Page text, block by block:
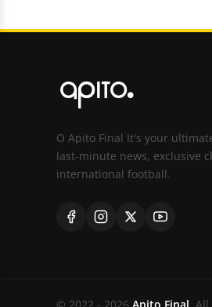
O Apito Final It's your
last-minute news, exclusive
international football.